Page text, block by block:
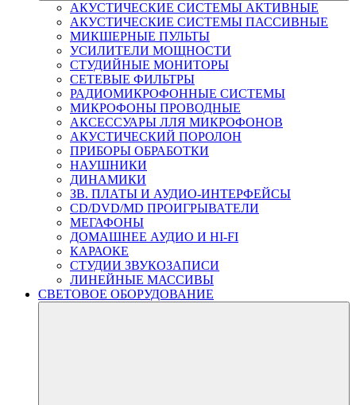
АКУСТИЧЕСКИЕ СИСТЕМЫ АКТИВНЫЕ
АКУСТИЧЕСКИЕ СИСТЕМЫ ПАССИВНЫЕ
МИКШЕРНЫЕ ПУЛЬТЫ
УСИЛИТЕЛИ МОЩНОСТИ
СТУДИЙНЫЕ МОНИТОРЫ
СЕТЕВЫЕ ФИЛЬТРЫ
РАДИОМИКРОФОННЫЕ СИСТЕМЫ
МИКРОФОНЫ ПРОВОДНЫЕ
АКСЕССУАРЫ ЛЛЯ МИКРОФОНОВ
АКУСТИЧЕСКИЙ ПОРОЛОН
ПРИБОРЫ ОБРАБОТКИ
НАУШНИКИ
ДИНАМИКИ
ЗВ. ПЛАТЫ И АУДИО-ИНТЕРФЕЙСЫ
CD/DVD/MD ПРОИГРЫВАТЕЛИ
МЕГАФОНЫ
ДОМАШНЕЕ АУДИО И HI-FI
КАРАОКЕ
СТУДИИ ЗВУКОЗАПИСИ
ЛИНЕЙНЫЕ МАССИВЫ
СВЕТОВОЕ ОБОРУДОВАНИЕ